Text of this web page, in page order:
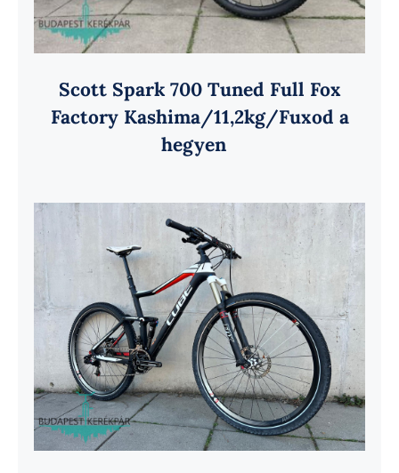
Scott Spark 700 Tuned Full Fox
Factory Kashima/11,2kg/Fuxod a
hegyen